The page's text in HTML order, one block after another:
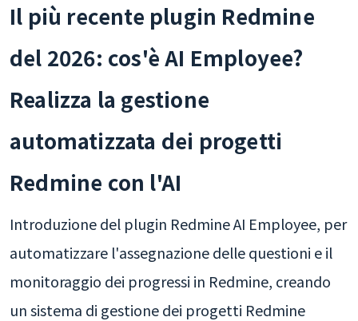
Il più recente plugin Redmine
del 2026: cos'è AI Employee?
Realizza la gestione
automatizzata dei progetti
Redmine con l'AI
Introduzione del plugin Redmine AI Employee, per
automatizzare l'assegnazione delle questioni e il
monitoraggio dei progressi in Redmine, creando
un sistema di gestione dei progetti Redmine